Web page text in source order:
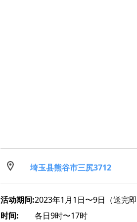
埼玉县熊谷市三尻3712
活动期间:2023年1月1日〜9日（送完
时间:
各日9时〜17时